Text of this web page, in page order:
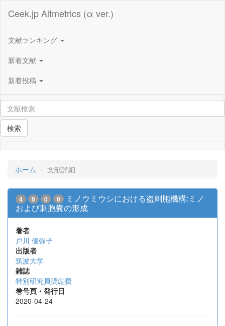
Ceek.jp Altmetrics (α ver.)
文献ランキング
新着文献
新着投稿
検索
ホーム 文献詳細
4 0 0 0
ミノウミウシにおける盗刺胞機構:ミノ
および刺胞嚢の形成
著者
戸川 優弥子
出版者
筑波大学
雑誌
特別研究員奨励費
巻号頁・発行日
2020-04-24